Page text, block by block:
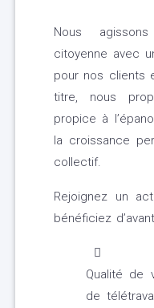
Nous
citoyenne avec
pour nos clients
titre, nous
propice à
la croissance
collectif.
Rejoignez un
bénéficiez
Qualité de
de